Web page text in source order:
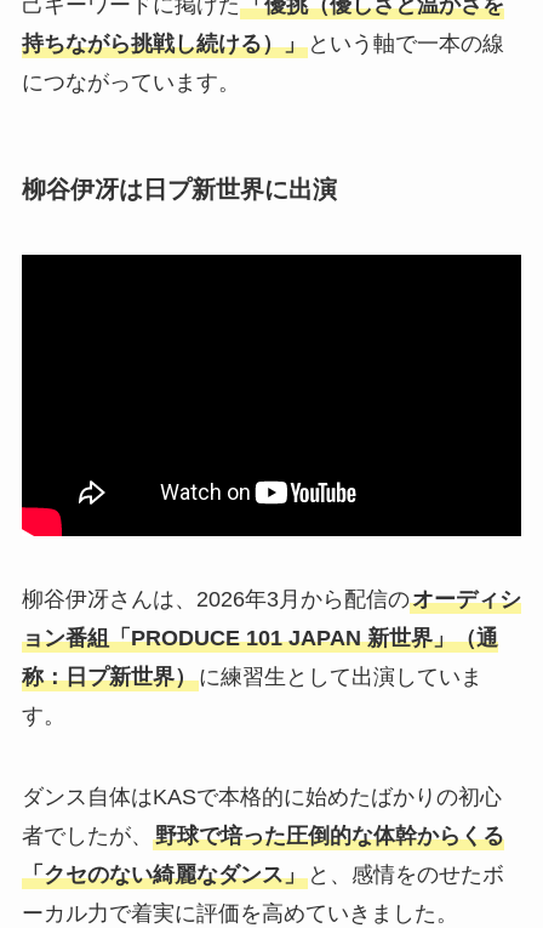
己キーワードに掲げた「優挑（優しさと温かさを
持ちながら挑戦し続ける）」という軸で一本の線
につながっています。
柳谷伊冴は日プ新世界に出演
柳谷伊冴さんは、2026年3月から配信のオーディシ
ョン番組「PRODUCE 101 JAPAN 新世界」（通
称：日プ新世界）に練習生として出演していま
す。
ダンス自体はKASで本格的に始めたばかりの初心
者でしたが、 野球で培った圧倒的な体幹からくる
「クセのない綺麗なダンス」と、感情をのせたボ
ーカル力で着実に評価を高めていきました。